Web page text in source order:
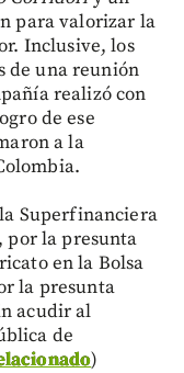
para valorizar la
Inclusive, los
de una reunión
realizó con
de ese
a la
Superfinanciera
por la presunta
en la Bolsa
la presunta
acudir al
de
)